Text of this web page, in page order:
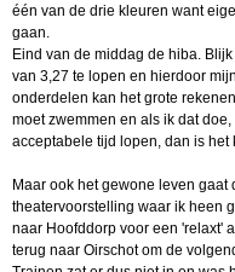
één van de drie kleuren want
gaan.
Eind van de middag de hiba.
van 3,27 te lopen en hierdoor
onderdelen kan het grote
moet zwemmen en als ik dat
acceptabele tijd lopen, dan is het
Maar ook het gewone leven
theatervoorstelling waar ik heen
naar Hoofddorp voor een 'relaxt'
terug naar Oirschot om de